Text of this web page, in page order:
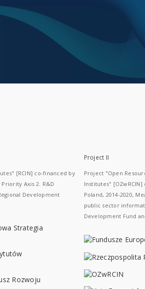
[RCIN] co-financed by
Axis 2. R&D
Development
Project II
Project "Open
Institutes"
Poland, 2014-2020,
public sector
Development Fund